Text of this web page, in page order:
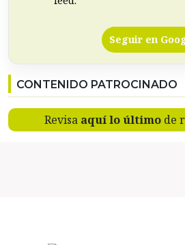
Seguir en
CONTENIDO PATROCINADO
Revisa aquí lo últimode